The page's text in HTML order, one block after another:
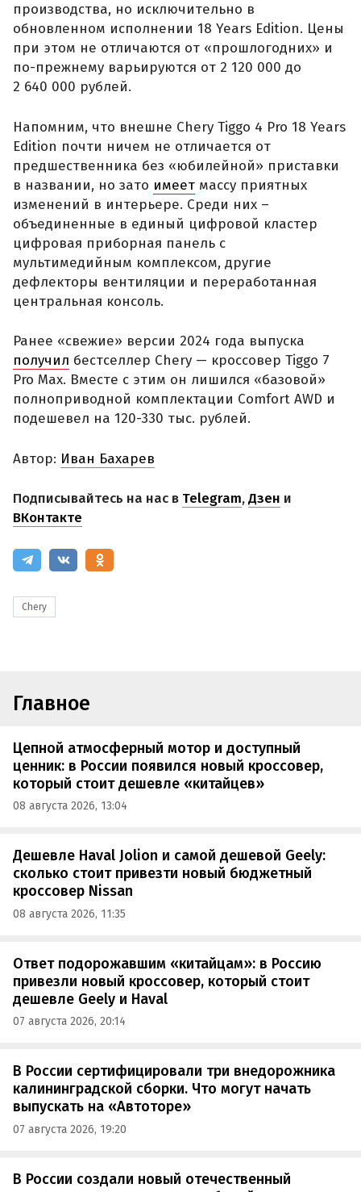
производства, но исключительно в
обновленном исполнении 18 Years Edition. Цены
при этом не отличаются от «прошлогодних» и
по-прежнему варьируются от 2 120 000 до
2 640 000 рублей.
Напомним, что внешне Chery Tiggo 4 Pro 18 Years
Edition почти ничем не отличается от
предшественника без «юбилейной» приставки
в названии, но зато имеет массу приятных
изменений в интерьере. Среди них –
объединенные в единый цифровой кластер
цифровая приборная панель с
мультимедийным комплексом, другие
дефлекторы вентиляции и переработанная
центральная консоль.
Ранее «свежие» версии 2024 года выпуска
получил бестселлер Chery — кроссовер Tiggo 7
Pro Max. Вместе с этим он лишился «базовой»
полноприводной комплектации Comfort AWD и
подешевел на 120-330 тыс. рублей.
Автор: Иван Бахарев
Подписывайтесь на нас в Telegram,Дзен и
ВКонтакте
Chery
Главное
Цепной атмосферный мотор и доступный
ценник: в России появился новый кроссовер,
который стоит дешевле «китайцев»
08 августа 2026, 13:04
Дешевле Haval Jolion и самой дешевой Geely:
сколько стоит привезти новый бюджетный
кроссовер Nissan
08 августа 2026, 11:35
Ответ подорожавшим «китайцам»: в Россию
привезли новый кроссовер, который стоит
дешевле Geely и Haval
07 августа 2026, 20:14
В России сертифицировали три внедорожника
калининградской сборки. Что могут начать
выпускать на «Автоторе»
07 августа 2026, 19:20
В России создали новый отечественный